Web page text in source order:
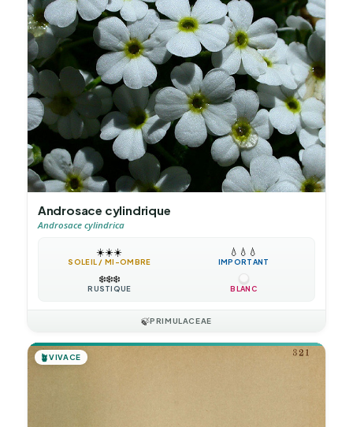
Androsace cylindrique
Androsace cylindrica
☀️☀️☀️
SOLEIL / MI-OMBRE
💧 💧 💧
IMPORTANT
❄️❄️❄️
RUSTIQUE BLANC
🍃PRIMULACEAE
🪴VIVACE